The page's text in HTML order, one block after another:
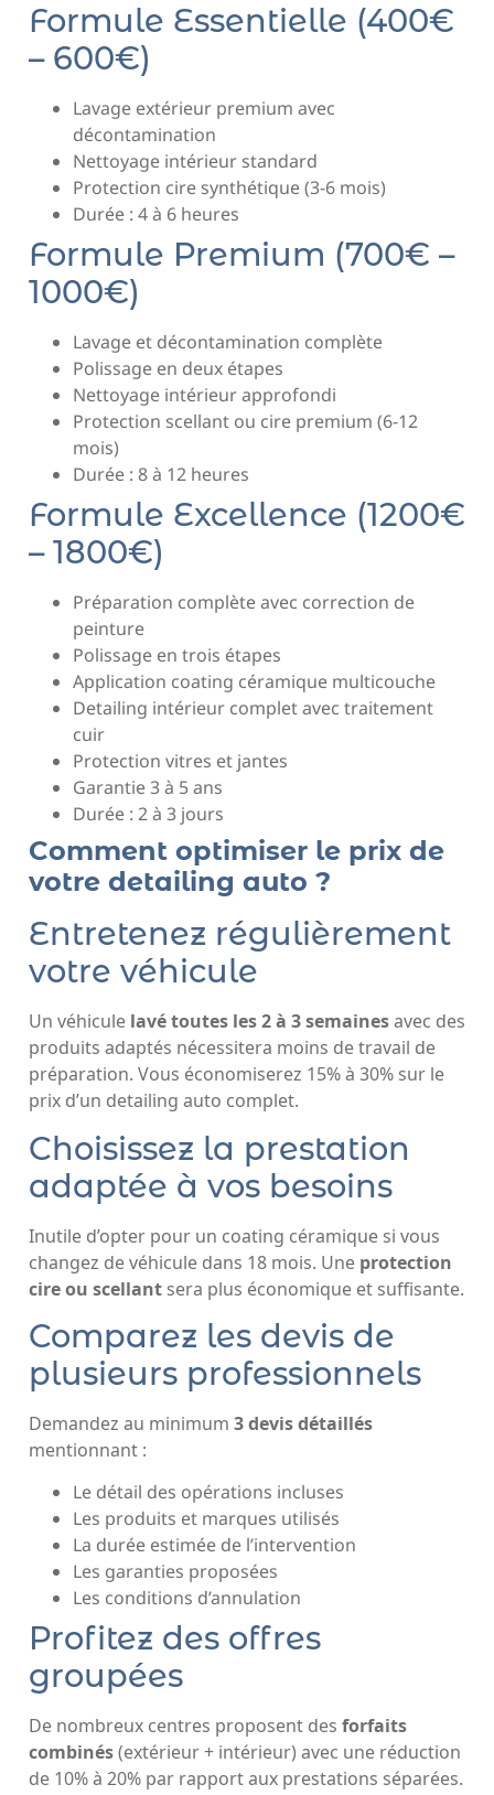
Formule Essentielle (400€
– 600€)
Lavage extérieur premium avec
décontamination
Nettoyage intérieur standard
Protection cire synthétique (3-6 mois)
Durée : 4 à 6 heures
Formule Premium (700€ –
1000€)
Lavage et décontamination complète
Polissage en deux étapes
Nettoyage intérieur approfondi
Protection scellant ou cire premium (6-12
mois)
Durée : 8 à 12 heures
Formule Excellence (1200€
– 1800€)
Préparation complète avec correction de
peinture
Polissage en trois étapes
Application coating céramique multicouche
Detailing intérieur complet avec traitement
cuir
Protection vitres et jantes
Garantie 3 à 5 ans
Durée : 2 à 3 jours
Comment optimiser le prix de
votre detailing auto ?
Entretenez régulièrement
votre véhicule
Un véhicule lavé toutes les 2 à 3 semainesavec des
produits adaptés nécessitera moins de travail de
préparation. Vous économiserez 15% à 30% sur le
prix d’un detailing auto complet.
Choisissez la prestation
adaptée à vos besoins
Inutile d’opter pour un coating céramique si vous
changez de véhicule dans 18 mois. Une protection
cire ou scellant sera plus économique et suffisante.
Comparez les devis de
plusieurs professionnels
Demandez au minimum 3 devis détaillés
mentionnant :
Le détail des opérations incluses
Les produits et marques utilisés
La durée estimée de l’intervention
Les garanties proposées
Les conditions d’annulation
Profitez des offres
groupées
De nombreux centres proposent des forfaits
combinés(extérieur + intérieur) avec une réduction
de 10% à 20% par rapport aux prestations séparées.